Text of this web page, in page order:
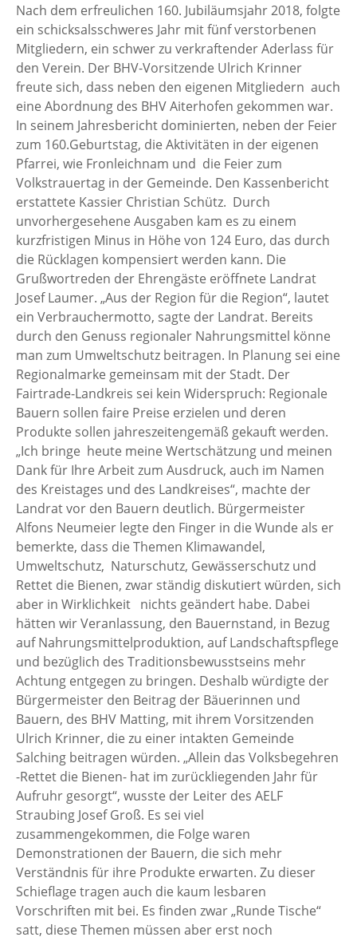
Nach dem erfreulichen 160. Jubiläumsjahr 2018, folgte
ein schicksalsschweres Jahr mit fünf verstorbenen
Mitgliedern, ein schwer zu verkraftender Aderlass für
den Verein. Der BHV-Vorsitzende Ulrich Krinner
freute sich, dass neben den eigenen Mitgliedern auch
eine Abordnung des BHV Aiterhofen gekommen war.
In seinem Jahresbericht dominierten, neben der Feier
zum 160.Geburtstag, die Aktivitäten in der eigenen
Pfarrei, wie Fronleichnam und die Feier zum
Volkstrauertag in der Gemeinde. Den Kassenbericht
erstattete Kassier Christian Schütz. Durch
unvorhergesehene Ausgaben kam es zu einem
kurzfristigen Minus in Höhe von 124 Euro, das durch
die Rücklagen kompensiert werden kann. Die
Grußwortreden der Ehrengäste eröffnete Landrat
Josef Laumer. „Aus der Region für die Region“, lautet
ein Verbrauchermotto, sagte der Landrat. Bereits
durch den Genuss regionaler Nahrungsmittel könne
man zum Umweltschutz beitragen. In Planung sei eine
Regionalmarke gemeinsam mit der Stadt. Der
Fairtrade-Landkreis sei kein Widerspruch: Regionale
Bauern sollen faire Preise erzielen und deren
Produkte sollen jahreszeitengemäß gekauft werden.
„Ich bringe heute meine Wertschätzung und meinen
Dank für Ihre Arbeit zum Ausdruck, auch im Namen
des Kreistages und des Landkreises“, machte der
Landrat vor den Bauern deutlich. Bürgermeister
Alfons Neumeier legte den Finger in die Wunde als er
bemerkte, dass die Themen Klimawandel,
Umweltschutz, Naturschutz, Gewässerschutz und
Rettet die Bienen, zwar ständig diskutiert würden, sich
aber in Wirklichkeit nichts geändert habe. Dabei
hätten wir Veranlassung, den Bauernstand, in Bezug
auf Nahrungsmittelproduktion, auf Landschaftspflege
und bezüglich des Traditionsbewusstseins mehr
Achtung entgegen zu bringen. Deshalb würdigte der
Bürgermeister den Beitrag der Bäuerinnen und
Bauern, des BHV Matting, mit ihrem Vorsitzenden
Ulrich Krinner, die zu einer intakten Gemeinde
Salching beitragen würden. „Allein das Volksbegehren
-Rettet die Bienen- hat im zurückliegenden Jahr für
Aufruhr gesorgt“, wusste der Leiter des AELF
Straubing Josef Groß. Es sei viel
zusammengekommen, die Folge waren
Demonstrationen der Bauern, die sich mehr
Verständnis für ihre Produkte erwarten. Zu dieser
Schieflage tragen auch die kaum lesbaren
Vorschriften mit bei. Es finden zwar „Runde Tische“
satt, diese Themen müssen aber erst noch